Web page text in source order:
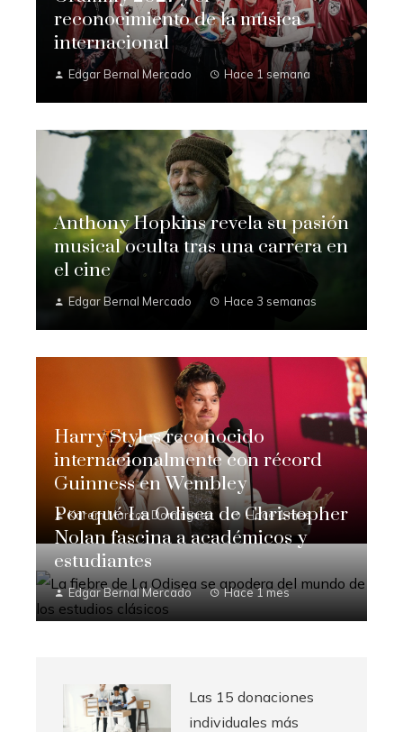
reconocimiento de la música
internacional
Edgar Bernal Mercado Hace 1 semana
Anthony Hopkins revela su pasión
musical oculta tras una carrera en
el cine
Edgar Bernal Mercado Hace 3 semanas
Harry Styles reconocido
internacionalmente con récord
Guinness en Wembley
Karem Marcos Domínguez Hace 1 mes
Por qué La Odisea de Christopher
Nolan fascina a académicos y
estudiantes
Edgar Bernal Mercado Hace 1 mes
Las 15 donaciones
individuales más